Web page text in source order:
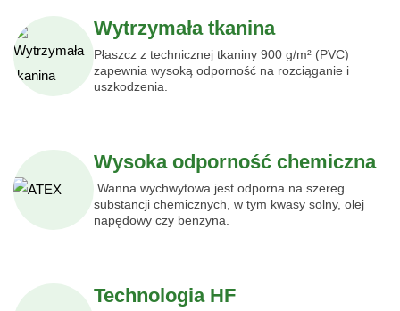
Wytrzymała tkanina
Płaszcz z technicznej tkaniny 900 g/m² (PVC)
zapewnia wysoką odporność na rozciąganie i
uszkodzenia.
Wysoka odporność chemiczna
Wanna wychwytowa jest odporna na szereg
substancji chemicznych, w tym kwasy solny, olej
napędowy czy benzyna.
Technologia HF